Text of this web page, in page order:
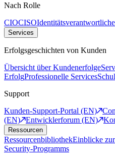
Nach Rolle
CIOCISOIdentitätsverantwortliche
Services
Erfolgsgeschichten von Kunden
Übersicht über Kundenerfolge
ErfolgProfessionelle Services
Support
Kunden-Support-Portal (EN)
(EN)
Entwicklerforum (EN)
Ressourcen
RessourcenbibliothekEinblicke
Security-Programms